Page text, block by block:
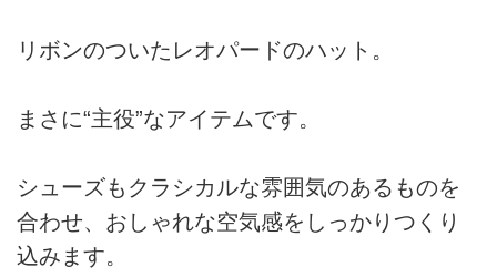
リボンのついたレオパードのハット。
まさに“主役”なアイテムです。
シューズもクラシカルな雰囲気のあるものを
合わせ、おしゃれな空気感をしっかりつくり
込みます。